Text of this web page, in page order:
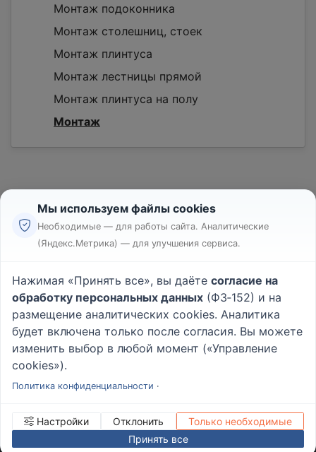
Монтаж подоконника
Монтаж столешниц, стоек
Монтаж плинтуса
Монтаж лестницы прямой
Монтаж плинтуса на полу
Монтаж
Реклама
Пользовательское соглашение
Политика конфиденциальности
Вопрос - Ответ|О проекте
ИНН/КПП Управление cookies
Мы используем файлы cookies
Необходимые — для работы сайта. Аналитические
(Яндекс.Метрика) — для улучшения сервиса.
Нажимая «Принять все», вы даёте согласие на
обработку персональных данных (ФЗ‑152) и на
размещение аналитических cookies. Аналитика
будет включена только после согласия. Вы можете
изменить выбор в любой момент («Управление
cookies»).
Политика конфиденциальности ·
Настройки Отклонить
Только необходимые
Принять все